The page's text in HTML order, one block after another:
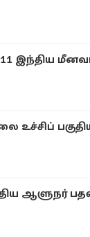
இந்திய
உச்சிப்
ஆளுநர்